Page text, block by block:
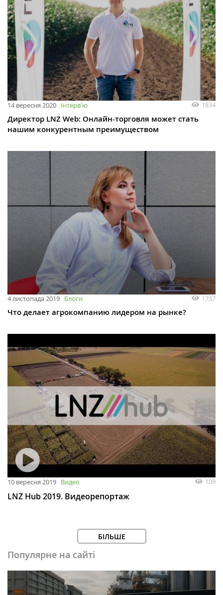
14 вересня 2020 Інтервʼю 1834
Директор LNZ Web: Онлайн-торговля может стать
нашим конкурентным преимуществом
4 листопада 2019 Блоги 1737
Что делает агрокомпанию лидером на рынке?
10 вересня 2019 Видео 109
LNZ Hub 2019. Видеорепортаж
БІЛЬШЕ
Популярне на сайті